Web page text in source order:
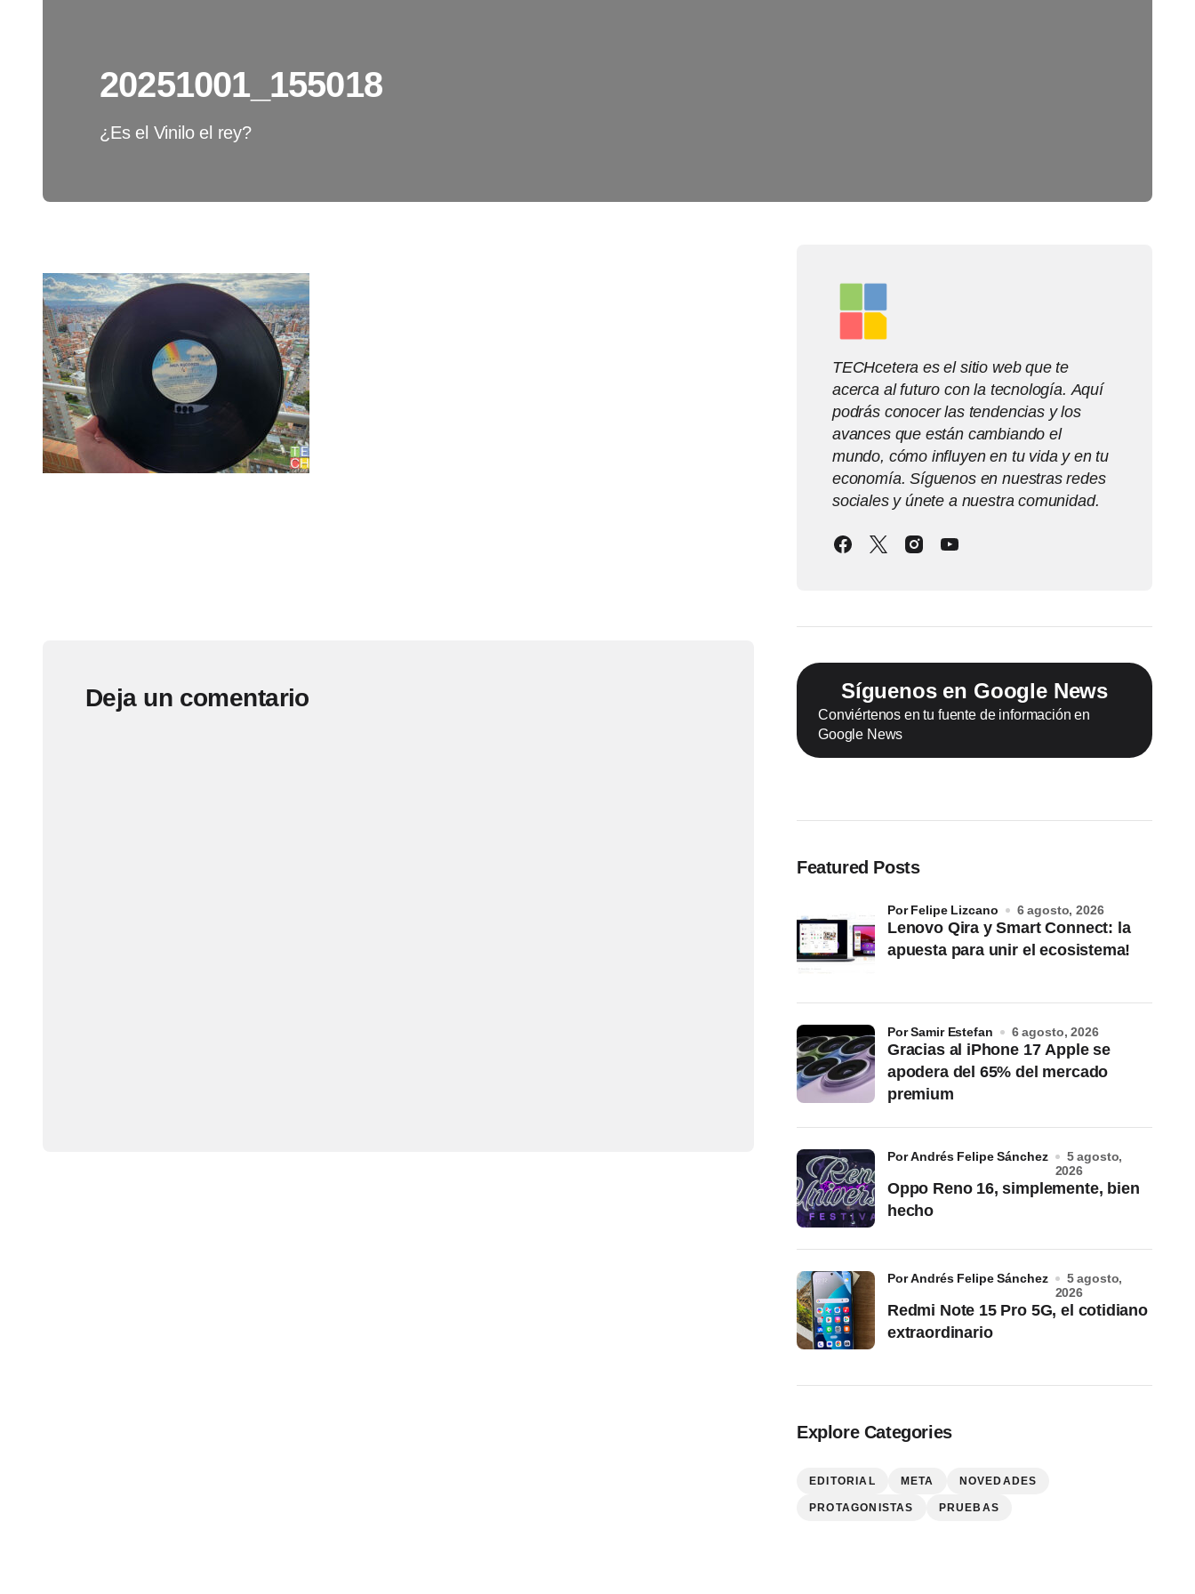
20251001_155018
¿Es el Vinilo el rey?
Deja un comentario
TECHcetera es el sitio web que te
acerca al futuro con la tecnología. Aquí
podrás conocer las tendencias y los
avances que están cambiando el
mundo, cómo influyen en tu vida y en tu
economía. Síguenos en nuestras redes
sociales y únete a nuestra comunidad.
Síguenos en Google News
Conviértenos en tu fuente de información en
Google News
Featured Posts
Lenovo Qira y Smart Connect: la
apuesta para unir el ecosistema!
por Felipe Lizcano 6 agosto, 2026
Gracias al iPhone 17 Apple se
apodera del 65% del mercado
premium
por Samir Estefan 6 agosto, 2026
Oppo Reno 16, simplemente, bien
hecho
por Andrés Felipe Sánchez
5 agosto,
2026
Redmi Note 15 Pro 5G, el cotidiano
extraordinario
por Andrés Felipe Sánchez
5 agosto,
2026
Explore Categories
EDITORIAL META NOVEDADES
PROTAGONISTAS PRUEBAS